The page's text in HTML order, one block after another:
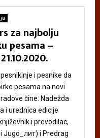
za najbolju
pesama –
i pesnike da
pesama na novi
čine: Nadežda
i urednica edicije
i prevodilac,
Jugo_лит) i Predrag